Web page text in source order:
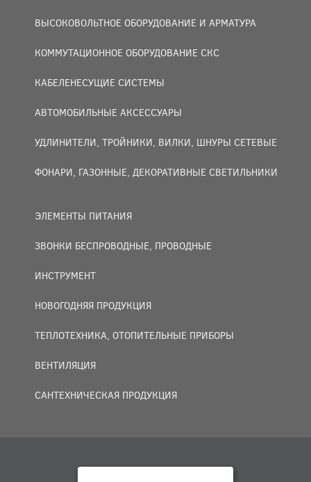
ВЫСОКОВОЛЬТНОЕ ОБОРУДОВАНИЕ И АРМАТУРА
КОММУТАЦИОННОЕ ОБОРУДОВАНИЕ СКС
КАБЕЛЕНЕСУЩИЕ СИСТЕМЫ
АВТОМОБИЛЬНЫЕ АКСЕССУАРЫ
УДЛИНИТЕЛИ, ТРОЙНИКИ, ВИЛКИ, ШНУРЫ СЕТЕВЫЕ
ФОНАРИ, ГАЗОННЫЕ, ДЕКОРАТИВНЫЕ СВЕТИЛЬНИКИ
ЭЛЕМЕНТЫ ПИТАНИЯ
ЗВОНКИ БЕСПРОВОДНЫЕ, ПРОВОДНЫЕ
ИНСТРУМЕНТ
НОВОГОДНЯЯ ПРОДУКЦИЯ
ТЕПЛОТЕХНИКА, ОТОПИТЕЛЬНЫЕ ПРИБОРЫ
ВЕНТИЛЯЦИЯ
САНТЕХНИЧЕСКАЯ ПРОДУКЦИЯ